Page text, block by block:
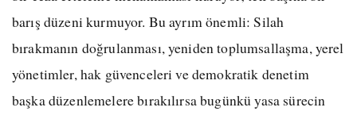
barış düzeni kurmuyor. Bu ayrım önemli: Silah
bırakmanın doğrulanması, yeniden toplumsallaşma, yerel
yönetimler, hak güvenceleri ve demokratik denetim
başka düzenlemelere bırakılırsa bugünkü yasa sürecin